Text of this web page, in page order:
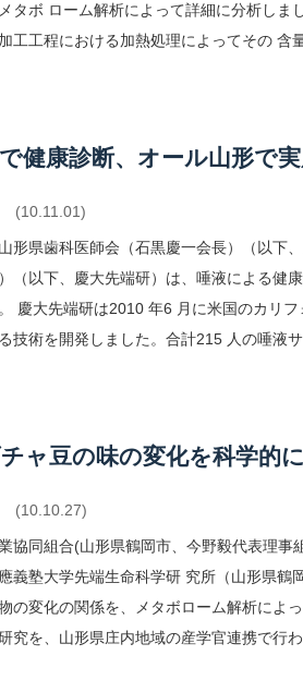
タボ ローム解析によって詳細に分析しま
工工程における加熱処理によってその 含
健康診断、オール山形で
(10.11.01)
形県歯科医師会（石黒慶一会長）（以下
（以下、慶大先端研）は、唾液による健
。 慶大先端研は2010 年6 月に米国のカリ
技術を開発しました。合計215 人の唾液サ
ャ豆の味の変化を科学的
(10.10.27)
協同組合(山形県鶴岡市、今野毅代表理
義塾大学先端生命科学研 究所（山形県
の変化の関係を、メタボローム解析によ
究を、山形県庄内地域の産学官連携で行わ